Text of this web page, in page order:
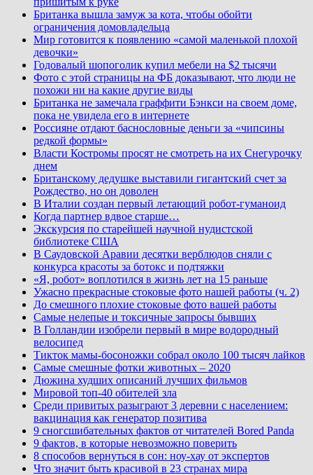
Британка вышла замуж за кота, чтобы обойти
ограничения домовладельца
Мир готовится к появлению «самой маленькой плохой
девочки»
Годовалый шопоголик купил мебели на $2 тысячи
Фото с этой страницы на ФБ доказывают, что люди не
похожи ни на какие другие виды
Британка не замечала граффити Бэнкси на своем доме,
пока не увидела его в интернете
Россияне отдают баснословные деньги за «чипсины
редкой формы»
Власти Костромы просят не смотреть на их Снегурочку
днем
Британскому дедушке выставили гигантский счет за
Рождество, но он доволен
В Италии создан первый летающий робот-гуманоид
Когда партнер вдвое старше…
Экскурсия по старейшей научной нудистской
библиотеке США
В Саудовской Аравии десятки верблюдов сняли с
конкурса красоты за ботокс и подтяжки
«Я, робот» воплотился в жизнь лет на 15 раньше
Ужасно прекрасные стоковые фото нашей работы (ч. 2)
До смешного плохие стоковые фото вашей работы
Самые нелепые и токсичные запросы бывших
В Голландии изобрели первый в мире водородный
велосипед
Тикток мамы-босоножки собрал около 100 тысяч лайков
Самые смешные фотки животных – 2020
Дюжина худших описаний лучших фильмов
Мировой топ-40 обителей зла
Среди привитых разыграют 3 деревни с населением:
вакцинация как генератор позитива
9 сногсшибательных фактов от читателей Bored Panda
9 фактов, в которые невозможно поверить
8 способов вернуться в сон: ноу-хау от экспертов
Что значит быть красивой в 23 странах мира